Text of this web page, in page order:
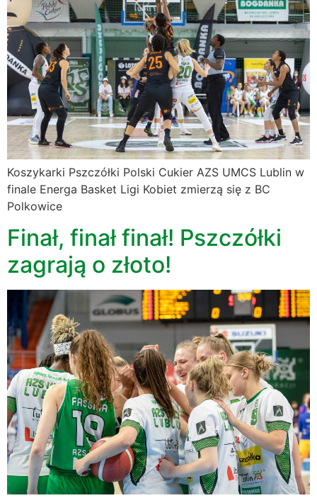
Koszykarki Pszczółki Polski Cukier AZS UMCS Lublin w
finale Energa Basket Ligi Kobiet zmierzą się z BC
Polkowice
Finał, finał finał! Pszczółki
zagrają o złoto!